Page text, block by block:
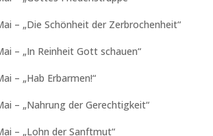
– „Die Schönheit der Zerbrochenheit“
– „In Reinheit Gott schauen“
– „Hab Erbarmen!“
– „Nahrung der Gerechtigkeit“
– „Lohn der Sanftmut“